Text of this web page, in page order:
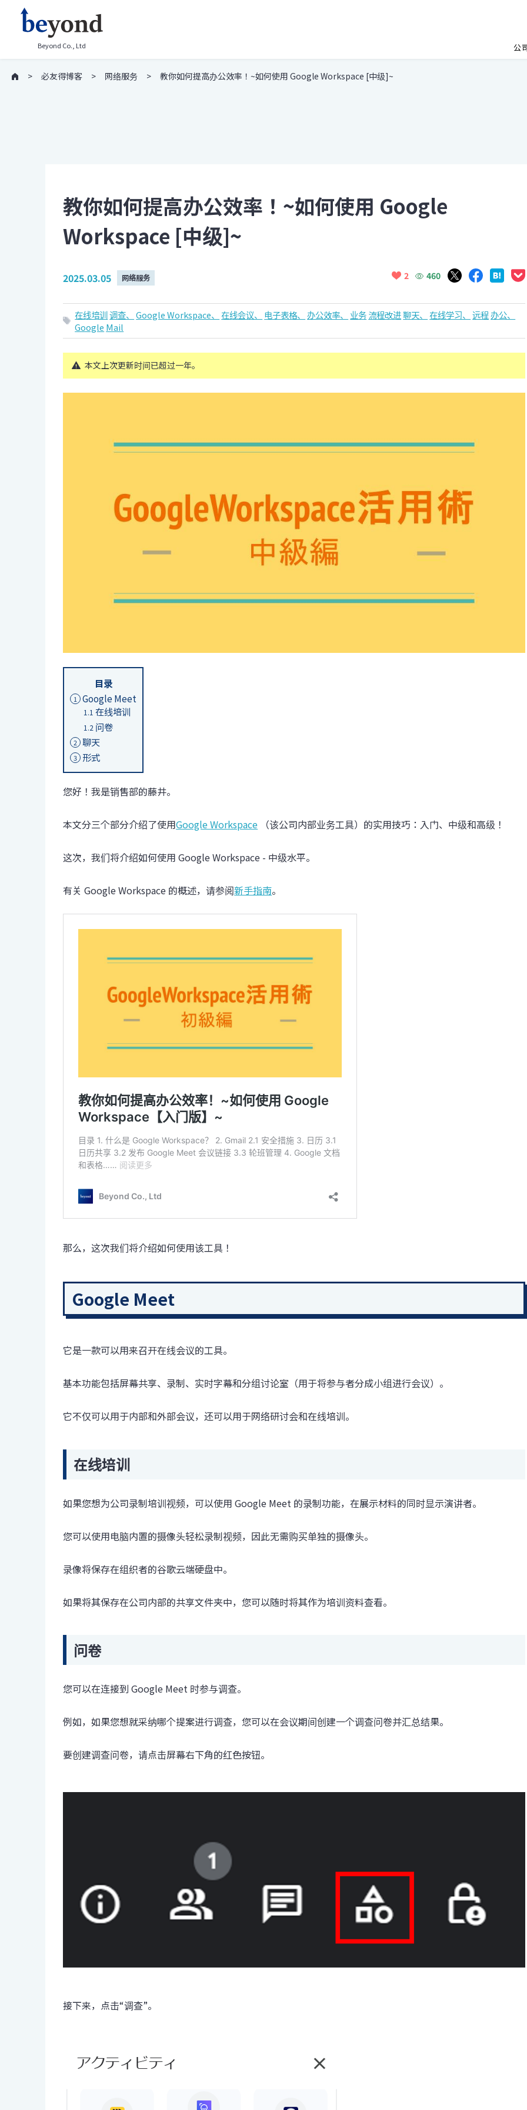
Beyond Co., Ltd 公
必友得博客 网络服务 教你如何提高办公效率！~如何使用 Google Workspace [中级]~
教你如何提高办公效率！~如何使用 Google
Workspace [中级]~
2025.03.05 网络服务 2 460
在线培训调查、 Google Workspace、 在线会议、 电子表格、 办公效率、 业务流程改进聊天、 在线学习、 远程办公、
Google Mail
本文上次更新时间已超过一年。
目录
1 Google Meet
1.1 在线培训
1.2 问卷
2 聊天
3 形式
您好！我是销售部的藤井。
本文分三个部分介绍了使用Google Workspace （该公司内部业务工具）的实用技巧：入门、中级和高级！
这次，我们将介绍如何使用 Google Workspace - 中级水平。
有关 Google Workspace 的概述，请参阅新手指南。
那么，这次我们将介绍如何使用该工具！
Google Meet
它是一款可以用来召开在线会议的工具。
基本功能包括屏幕共享、录制、实时字幕和分组讨论室（用于将参与者分成小组进行会议）。
它不仅可以用于内部和外部会议，还可以用于网络研讨会和在线培训。
在线培训
如果您想为公司录制培训视频，可以使用 Google Meet 的录制功能，在展示材料的同时显示演讲者。
您可以使用电脑内置的摄像头轻松录制视频，因此无需购买单独的摄像头。
录像将保存在组织者的谷歌云端硬盘中。
如果将其保存在公司内部的共享文件夹中，您可以随时将其作为培训资料查看。
问卷
您可以在连接到 Google Meet 时参与调查。
例如，如果您想就采纳哪个提案进行调查，您可以在会议期间创建一个调查问卷并汇总结果。
要创建调查问卷，请点击屏幕右下角的红色按钮。
接下来，点击“调查”。